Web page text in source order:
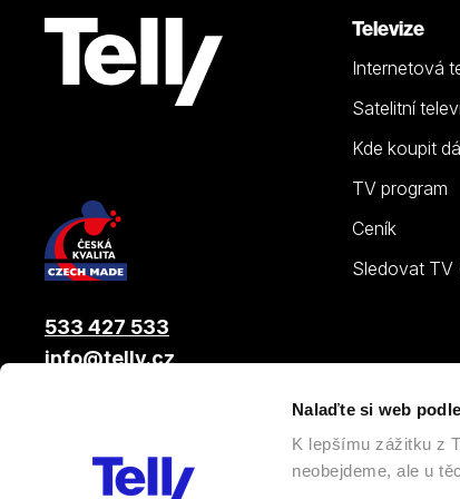
Nalaďte si web
K lepšímu zážitku z
neobejdeme, ale u
Televize
Internetová
Satelitní
Kde koupit
TV program
Ceník
Sledovat TV
533 427 533
info@telly.cz
, člen skupiny LAMA